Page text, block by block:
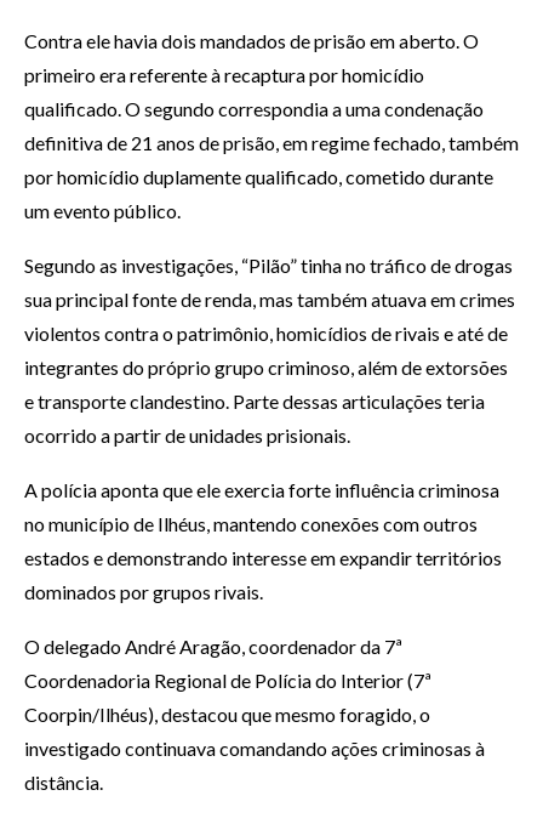
Contra ele havia dois mandados de prisão em aberto. O
primeiro era referente à recaptura por homicídio
qualificado. O segundo correspondia a uma condenação
definitiva de 21 anos de prisão, em regime fechado, também
por homicídio duplamente qualificado, cometido durante
um evento público.
Segundo as investigações, “Pilão” tinha no tráfico de drogas
sua principal fonte de renda, mas também atuava em crimes
violentos contra o patrimônio, homicídios de rivais e até de
integrantes do próprio grupo criminoso, além de extorsões
e transporte clandestino. Parte dessas articulações teria
ocorrido a partir de unidades prisionais.
A polícia aponta que ele exercia forte influência criminosa
no município de Ilhéus, mantendo conexões com outros
estados e demonstrando interesse em expandir territórios
dominados por grupos rivais.
O delegado André Aragão, coordenador da 7ª
Coordenadoria Regional de Polícia do Interior (7ª
Coorpin/Ilhéus), destacou que mesmo foragido, o
investigado continuava comandando ações criminosas à
distância.